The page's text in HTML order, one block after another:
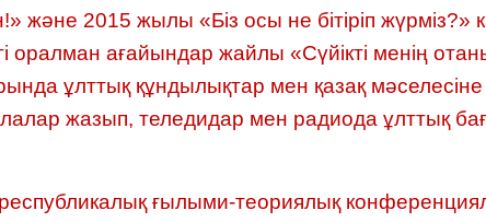
және 2015 жылы «Біз осы не бітіріп жүрміз?»
оралман ағайындар жайлы «Сүйікті менің
ұлттық құндылықтар мен қазақ
жазып, теледидар мен радиода ұлттық
ғылыми-теориялық